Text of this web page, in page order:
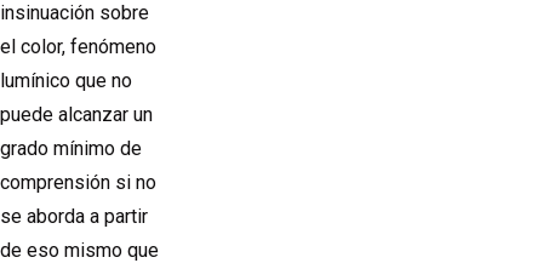
insinuación sobre
el color, fenómeno
lumínico que no
puede alcanzar un
grado mínimo de
comprensión si no
se aborda a partir
de eso mismo que